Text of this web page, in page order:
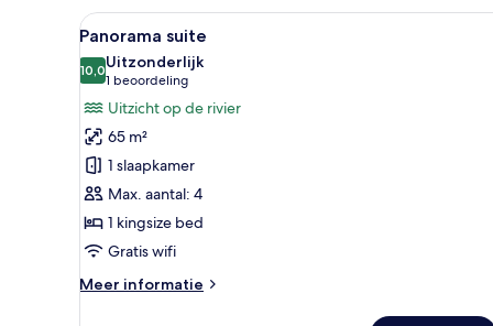
Alle
foto's
voor
Panorama
suite
laden
Een moderne hotelkamer
6
Panorama suite
10,010,0 van 10
Uitzonderlijk
1 beoordeling
(1
beoordeling)
Uitzicht op de rivier
65 m²
1 slaapkamer
Max. aantal: 4
1 kingsize bed
Gratis wifi
Meer informatie
Meer